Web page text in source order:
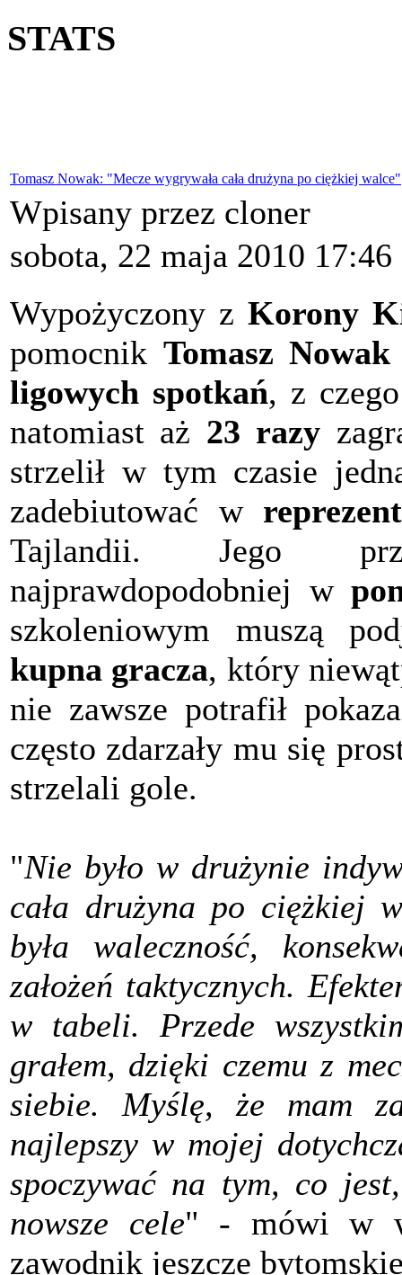
STATS
Tomasz Nowak: "Mecze wygrywała cała drużyna po ciężkiej walce"
Wpisany przez cloner
sobota, 22 maja 2010 17:46
Wypożyczony z Korony
pomocnik Tomasz Nowak
ligowych spotkań, z
natomiast aż 23 razy
strzelił w tym czasie
zadebiutować w
Tajlandii. Jego
najprawdopodobniej w
szkoleniowym muszą
kupna gracza, który
nie zawsze potrafił
często zdarzały mu się
strzelali gole.
"Nie było w drużynie
cała drużyna po ciężkiej
była waleczność,
założeń taktycznych.
w tabeli. Przede
grałem, dzięki czemu z
siebie. Myślę, że mam
najlepszy w mojej
spoczywać na tym, co
nowsze cele" - mówi w
zawodnik jeszcze